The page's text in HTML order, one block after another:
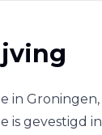
in Groningen,
is gevestigd in